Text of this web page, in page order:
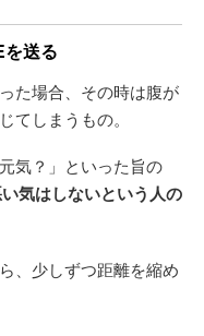
送る
た場合、その時は腹が
てしまうもの。
気？」といった旨の
気はしないという人の
、少しずつ距離を縮め